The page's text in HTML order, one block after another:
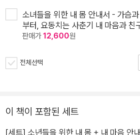
소녀들을 위한 내 몸 안내서 - 가슴
부터, 요동치는 사춘기 내 마음과 친
판매가12,600원
전체선택
이 책이 포함된 세트
[세트] 소년들을 위한 내 몸 + 내 마음 안